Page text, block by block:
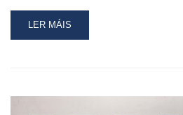
READ
MORE
LER MÁIS